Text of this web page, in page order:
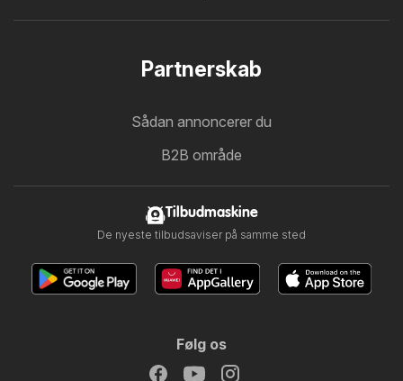
Partnerskab
Sådan annoncerer du
B2B område
Tilbudmaskine
De nyeste tilbudsaviser på samme sted
Følg os